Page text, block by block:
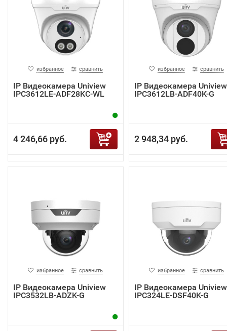
избранное сравнить
IP Видеокамера Uniview
IPC3612LE-ADF28KC-WL
4 246,66 руб.
избранное сравнить
IP Видеокамера Uniview
IPC3612LB-ADF40K-G
2 948,34 руб.
избранное сравнить
IP Видеокамера Uniview
IPC3532LB-ADZK-G
избранное сравнить
IP Видеокамера Uniview
IPC324LE-DSF40K-G